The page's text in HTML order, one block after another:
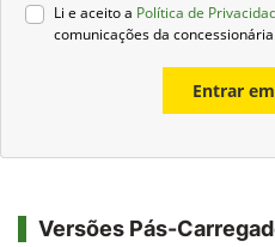
Li e aceito a Política de
comunicações da
Entrar
Versões Pás-